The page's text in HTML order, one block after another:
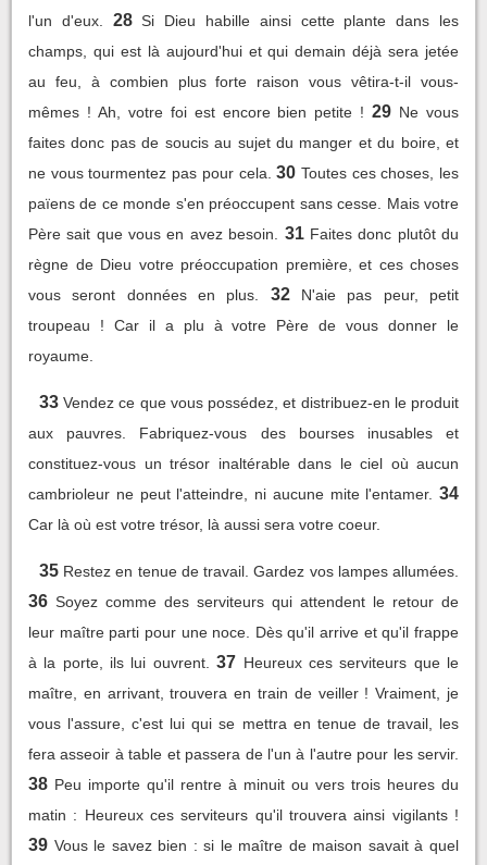
l'un d'eux. 28 Si Dieu habille ainsi cette plante dans les
champs, qui est là aujourd'hui et qui demain déjà sera jetée
au feu, à combien plus forte raison vous vêtira-t-il vous-
mêmes ! Ah, votre foi est encore bien petite ! 29 Ne vous
faites donc pas de soucis au sujet du manger et du boire, et
ne vous tourmentez pas pour cela. 30 Toutes ces choses, les
païens de ce monde s'en préoccupent sans cesse. Mais votre
Père sait que vous en avez besoin.
31 Faites donc plutôt du
règne de Dieu votre préoccupation première, et ces choses
vous seront données en plus.
32
N'aie pas peur, petit
troupeau ! Car il a plu à votre Père de vous donner le
royaume.
33 Vendez ce que vous possédez, et distribuez-en le produit
aux pauvres. Fabriquez-vous des bourses inusables et
constituez-vous un trésor inaltérable dans le ciel où aucun
cambrioleur ne peut l'atteindre, ni aucune mite l'entamer. 34
Car là où est votre trésor, là aussi sera votre coeur.
35 Restez en tenue de travail. Gardez vos lampes allumées.
36 Soyez comme des serviteurs qui attendent le retour de
leur maître parti pour une noce. Dès qu'il arrive et qu'il frappe
à la porte, ils lui ouvrent.
37 Heureux ces serviteurs que le
maître, en arrivant, trouvera en train de veiller ! Vraiment, je
vous l'assure, c'est lui qui se mettra en tenue de travail, les
fera asseoir à table et passera de l'un à l'autre pour les servir.
38 Peu importe qu'il rentre à minuit ou vers trois heures du
matin : Heureux ces serviteurs qu'il trouvera ainsi vigilants !
39 Vous le savez bien : si le maître de maison savait à quel